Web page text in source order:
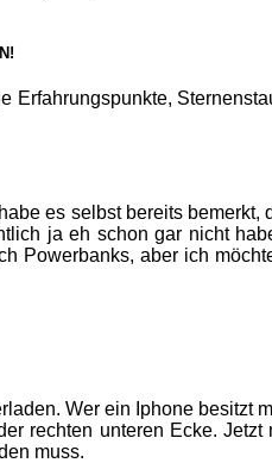
es selbst bereits
ja eh schon gar nicht
Powerbanks, aber ich
Wer ein Iphone besitzt
rechten unteren Ecke.
muss.